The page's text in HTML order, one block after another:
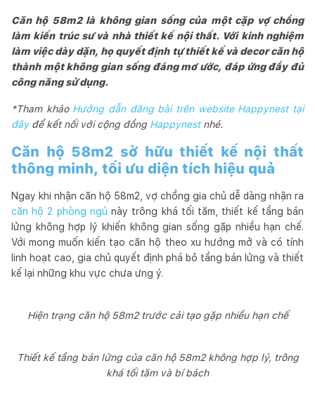
Căn hộ 58m2 là không gian sống của một cặp vợ chồng
làm kiến trúc sư và nhà thiết kế nội thất. Với kinh nghiệm
làm việc dày dặn, họ quyết định tự thiết kế và decor căn hộ
thành một không gian sống đáng mơ ước, đáp ứng đầy đủ
công năng sử dụng.
*Tham khảo Hướng dẫn đăng bài trên website Happynest tại
đâyđể kết nối với cộng đồng Happynestnhé.
Căn hộ 58m2 sở hữu thiết kế nội thất
thông minh, tối ưu diện tích hiệu quả
Ngay khi nhận căn hộ 58m2, vợ chồng gia chủ dễ dàng nhận ra
căn hộ 2 phòng ngủ này trông khá tối tăm, thiết kế tầng bán
lửng không hợp lý khiến không gian sống gặp nhiều hạn chế.
Với mong muốn kiến tạo căn hộ theo xu hướng mở và có tính
linh hoạt cao, gia chủ quyết định phá bỏ tầng bán lửng và thiết
kế lại những khu vực chưa ưng ý.
Hiện trạng căn hộ 58m2 trước cải tạo gặp nhiều hạn chế
Thiết kế tầng bán lửng của căn hộ 58m2 không hợp lý, trông
khá tối tăm và bí bách